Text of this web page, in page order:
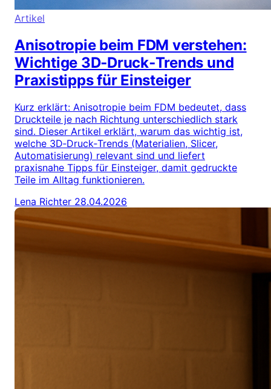
Artikel
Anisotropie beim FDM verstehen:
Wichtige 3D‑Druck‑Trends und
Praxistipps für Einsteiger
Kurz erklärt: Anisotropie beim FDM bedeutet, dass
Druckteile je nach Richtung unterschiedlich stark
sind. Dieser Artikel erklärt, warum das wichtig ist,
welche 3D‑Druck‑Trends (Materialien, Slicer,
Automatisierung) relevant sind und liefert
praxisnahe Tipps für Einsteiger, damit gedruckte
Teile im Alltag funktionieren.
Lena Richter 28.04.2026